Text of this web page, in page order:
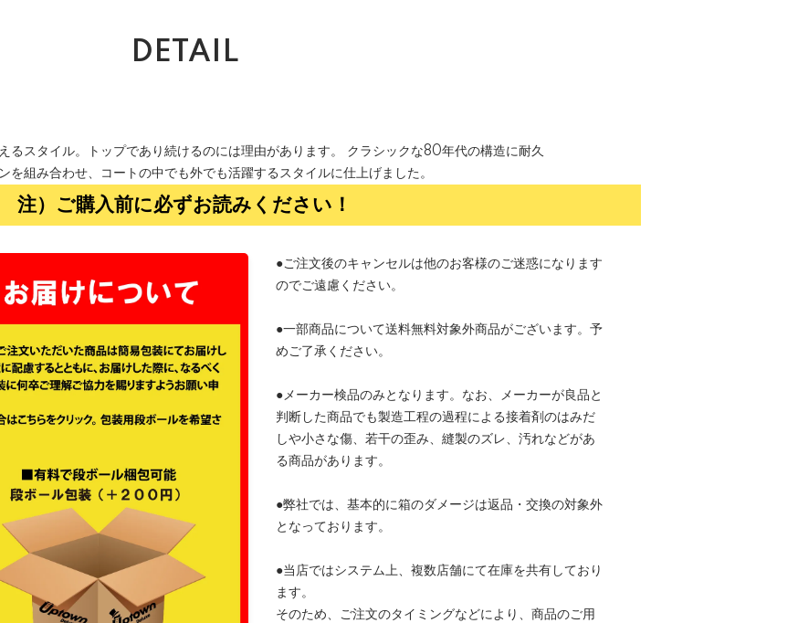
DETAIL
るスタイル。トップであり続けるのには理由があります。 クラシックな80年代の構造に耐久
を組み合わせ、コートの中でも外でも活躍するスタイルに仕上げました。
注）ご購入前に必ずお読みください！
●ご注文後のキャンセルは他のお客様のご迷惑になります
のでご遠慮ください。
●一部商品について送料無料対象外商品がございます。予
めご了承ください。
●メーカー検品のみとなります。なお、メーカーが良品と
判断した商品でも製造工程の過程による接着剤のはみだ
しや小さな傷、若干の歪み、縫製のズレ、汚れなどがあ
る商品があります。
●弊社では、基本的に箱のダメージは返品・交換の対象外
となっております。
●当店ではシステム上、複数店舗にて在庫を共有しており
ます。
そのため、ご注文のタイミングなどにより、商品のご用